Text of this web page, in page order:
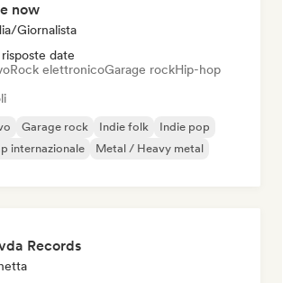
now
Giornalista
date
Rock elettronicoGarage rockHip-hop
Garage rock Indie folk
Indie pop
internazionale
Metal / Heavy metal
Records